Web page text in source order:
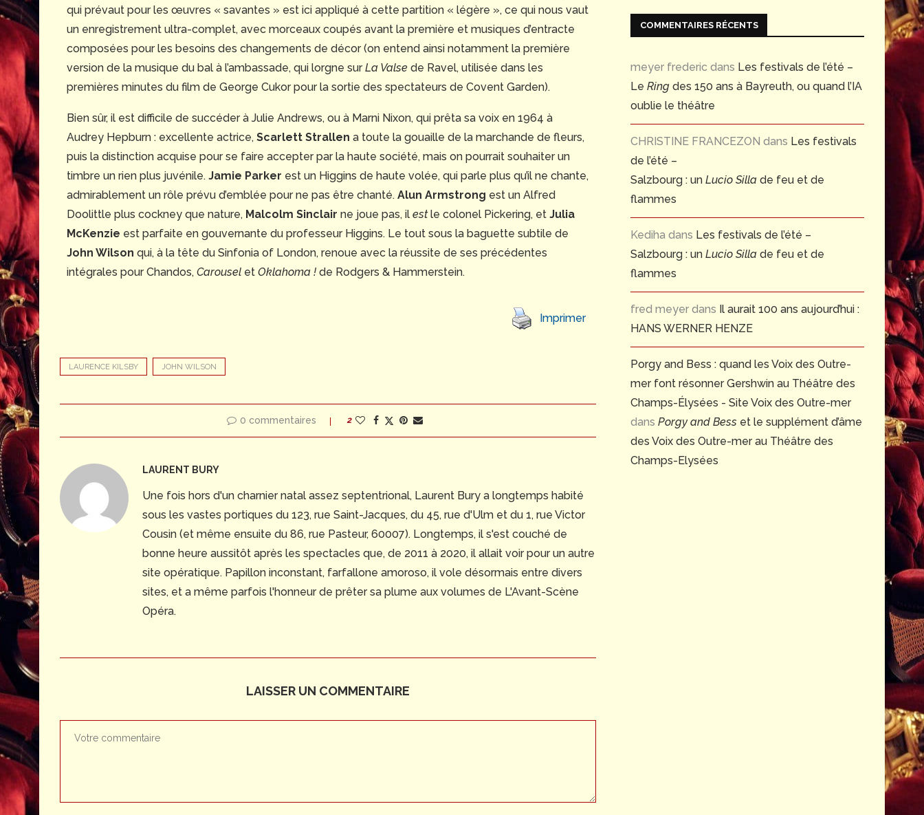
qui prévaut pour les œuvres « savantes » est ici appliqué à cette partition « légère », ce qui nous vaut
un enregistrement ultra-complet, avec morceaux coupés avant la première et musiques d’entracte
composées pour les besoins des changements de décor (on entend ainsi notamment la première
version de la musique du bal à l’ambassade, qui lorgne surLa Valse de Ravel, utilisée dans les
premières minutes du film de George Cukor pour la sortie des spectateurs de Covent Garden).
Bien sûr, il est difficile de succéder à Julie Andrews, ou à Marni Nixon, qui prêta sa voix en 1964 à
Audrey Hepburn : excellente actrice, Scarlett Strallen a toute la gouaille de la marchande de fleurs,
puis la distinction acquise pour se faire accepter par la haute société, mais on pourrait souhaiter un
timbre un rien plus juvénile. Jamie Parker est un Higgins de haute volée, qui parle plus qu’il ne chante,
admirablement un rôle prévu d’emblée pour ne pas être chanté. Alun Armstrong est un Alfred
Doolittle plus cockney que nature, Malcolm Sinclair ne joue pas, il estle colonel Pickering, et Julia
McKenzie est parfaite en gouvernante du professeur Higgins. Le tout sous la baguette subtile de
John Wilson qui, à la tête du Sinfonia of London, renoue avec la réussite de ses précédentes
intégrales pour Chandos, Carousel et Oklahoma ! de Rodgers & Hammerstein.
Imprimer
LAURENCE KILSBY JOHN WILSON
0 commentaires 2
LAURENT BURY
Une fois hors d'un charnier natal assez septentrional, Laurent Bury a longtemps habité
sous les vastes portiques du 123, rue Saint-Jacques, du 45, rue d'Ulm et du 1, rue Victor
Cousin (et même ensuite du 86, rue Pasteur, 60007). Longtemps, il s'est couché de
bonne heure aussitôt après les spectacles que, de 2011 à 2020, il allait voir pour un autre
site opératique. Papillon inconstant, farfallone amoroso, il vole désormais entre divers
sites, et a même parfois l'honneur de prêter sa plume aux volumes de L'Avant-Scène
Opéra.
LAISSER UN COMMENTAIRE
COMMENTAIRES RÉCENTS
meyer frederic dans Les festivals de l’été –
Le Ring des 150 ans à Bayreuth, ou quand l’IA
oublie le théâtre
CHRISTINE FRANCEZON dans Les festivals
de l’été –
Salzbourg : un Lucio Silla de feu et de
flammes
Kediha dans Les festivals de l’été –
Salzbourg : un Lucio Silla de feu et de
flammes
fred meyer dans Il aurait 100 ans aujourd’hui :
HANS WERNER HENZE
Porgy and Bess : quand les Voix des Outre-
mer font résonner Gershwin au Théâtre des
Champs-Élysées - Site Voix des Outre-mer
dans Porgy and Bess et le supplément d’âme
des Voix des Outre-mer au Théâtre des
Champs-Elysées